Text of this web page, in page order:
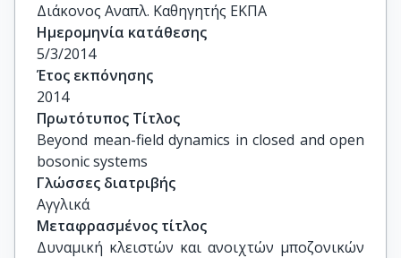
Διάκονος Αναπλ. Καθηγητής ΕΚΠΑ
Ημερομηνία κατάθεσης
5/3/2014
Έτος εκπόνησης
2014
Πρωτότυπος Τίτλος
Beyond mean-field dynamics in closed and open
bosonic systems
Γλώσσες διατριβής
Αγγλικά
Μεταφρασμένος τίτλος
Δυναμική κλειστών και ανοιχτών μποζονικών